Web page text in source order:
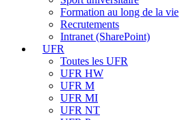
Formation au long de la vie
Recrutements
Intranet (SharePoint)
UFR
Toutes les UFR
UFR HW
UFR M
UFR MI
UFR NT